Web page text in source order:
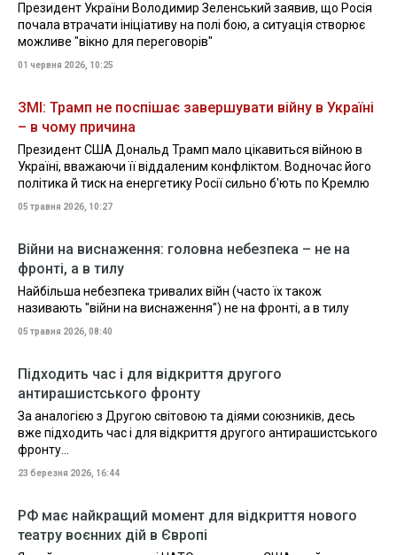
Президент України Володимир Зеленський заявив, що Росія
почала втрачати ініціативу на полі бою, а ситуація створює
можливе "вікно для переговорів"
01 червня 2026, 10:25
ЗМІ: Трамп не поспішає завершувати війну в Україні
– в чому причина
Президент США Дональд Трамп мало цікавиться війною в
Україні, вважаючи її віддаленим конфліктом. Водночас його
політика й тиск на енергетику Росії сильно б'ють по Кремлю
05 травня 2026, 10:27
Війни на виснаження: головна небезпека – не на
фронті, а в тилу
Найбільша небезпека тривалих війн (часто їх також
називають "війни на виснаження") не на фронті, а в тилу
05 травня 2026, 08:40
Підходить час і для відкриття другого
антирашистського фронту
За аналогією з Другою світовою та діями союзників, десь
вже підходить час і для відкриття другого антирашистського
фронту…
23 березня 2026, 16:44
РФ має найкращий момент для відкриття нового
театру воєнних дій в Європі